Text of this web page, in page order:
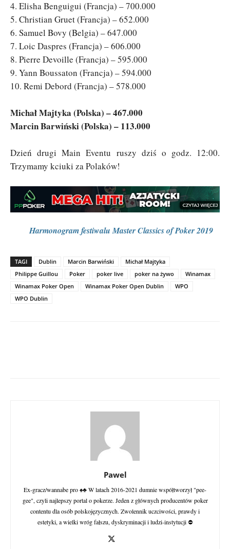
4. Elisha Benguigui (Francja) – 700.000
5. Christian Gruet (Francja) – 652.000
6. Samuel Bovy (Belgia) – 647.000
7. Loic Daspres (Francja) – 606.000
8. Pierre Devoille (Francja) – 595.000
9. Yann Boussaton (Francja) – 594.000
10. Remi Debord (Francja) – 578.000
Michał Majtyka (Polska) – 467.000
Marcin Barwiński (Polska) – 113.000
Dzień drugi Main Eventu ruszy dziś o godz. 12:00.
Trzymamy kciuki za Polaków!
Harmonogram festiwalu Master Classics of Poker 2019
TAGI Dublin Marcin Barwiński
Michał Majtyka
Philippe Guillou
Poker poker live poker na żywo
Winamax
Winamax Poker Open
Winamax Poker Open Dublin
WPO
WPO Dublin
Pawel
Ex-gracz/wannabe pro ♠♣ W latach 2016-2021 dumnie współtworzył "pee-
gee", czyli najlepszy portal o pokerze. Jeden z głównych producentów poker
contentu dla osób polskojęzycznych. Zwolennik uczciwości, prawdy i
estetyki, a wielki wróg fałszu, dyskryminacji i ludzi-instytucji ⛔